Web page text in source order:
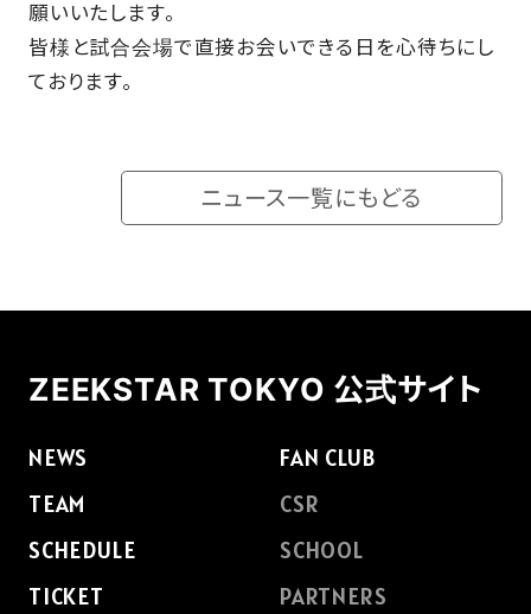
願いいたします。
皆様と試合会場で直接お会いできる日を心待ちにし
ております。
ニュース一覧にもどる
ZEEKSTAR TOKYO 公式サイト
NEWS
TEAM
SCHEDULE
TICKET
FAN CLUB
CSR
SCHOOL
PARTNERS